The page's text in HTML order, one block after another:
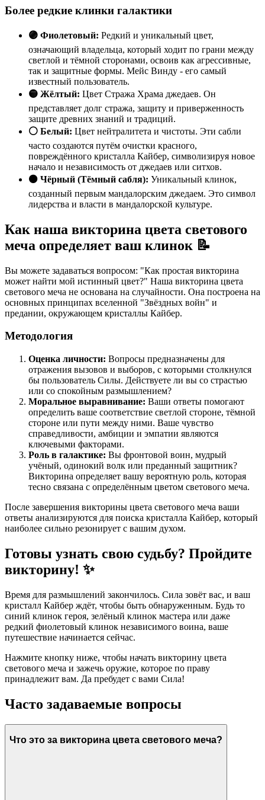
Более редкие клинки галактики
🟣 Фиолетовый: Редкий и уникальный цвет,
означающий владельца, который ходит по грани между
светлой и тёмной сторонами, освоив как агрессивные,
так и защитные формы. Мейс Винду - его самый
известный пользователь.
🟡 Жёлтый: Цвет Стража Храма джедаев. Он
представляет долг стража, защиту и приверженность
защите древних знаний и традиций.
⚪ Белый: Цвет нейтралитета и чистоты. Эти сабли
часто создаются путём очистки красного,
повреждённого кристалла Кайбер, символизируя новое
начало и независимость от джедаев или ситхов.
⚫ Чёрный (Тёмный сабля): Уникальный клинок,
созданный первым мандалорским джедаем. Это символ
лидерства и власти в мандалорской культуре.
Как наша викторина цвета светового
меча определяет ваш клинок 📝
Вы можете задаваться вопросом: "Как простая викторина
может найти мой истинный цвет?" Наша викторина цвета
светового меча не основана на случайности. Она построена на
основных принципах вселенной "Звёздных войн" и
предании, окружающем кристаллы Кайбер.
Методология
Оценка личности: Вопросы предназначены для
отражения вызовов и выборов, с которыми столкнулся
бы пользователь Силы. Действуете ли вы со страстью
или со спокойным размышлением?
Моральное выравнивание: Ваши ответы помогают
определить ваше соответствие светлой стороне, тёмной
стороне или пути между ними. Ваше чувство
справедливости, амбиции и эмпатии являются
ключевыми факторами.
Роль в галактике: Вы фронтовой воин, мудрый
учёный, одинокий волк или преданный защитник?
Викторина определяет вашу вероятную роль, которая
тесно связана с определённым цветом светового меча.
После завершения викторины цвета светового меча ваши
ответы анализируются для поиска кристалла Кайбер, который
наиболее сильно резонирует с вашим духом.
Готовы узнать свою судьбу? Пройдите
викторину! ✨
Время для размышлений закончилось. Сила зовёт вас, и ваш
кристалл Кайбер ждёт, чтобы быть обнаруженным. Будь то
синий клинок героя, зелёный клинок мастера или даже
редкий фиолетовый клинок независимого воина, ваше
путешествие начинается сейчас.
Нажмите кнопку ниже, чтобы начать викторину цвета
светового меча и зажечь оружие, которое по праву
принадлежит вам. Да пребудет с вами Сила!
Часто задаваемые вопросы
Что это за викторина цвета светового меча?